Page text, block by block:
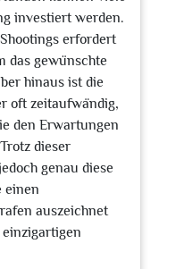
investiert werden.
erfordert
das gewünschte
hinaus ist die
oft zeitaufwändig,
den Erwartungen
dieser
genau diese
einen
auszeichnet